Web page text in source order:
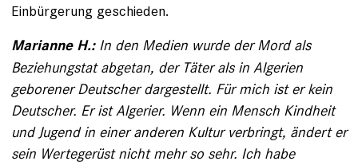
Einbürgerung geschieden.
Marianne H.: In den Medien wurde der Mord als
Beziehungs­tat abgetan, der Täter als in ­Algerien
geborener Deutscher dargestellt. Für mich ist er kein
Deutscher. Er ist Algerier. Wenn ein Mensch Kindheit
und Jugend in einer anderen Kultur verbringt, ändert er
sein Werte­gerüst nicht mehr so sehr. Ich habe